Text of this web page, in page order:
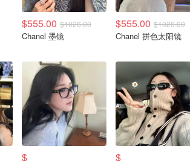
$555.00 $1026.00
Chanel 墨镜
$555.00 $1026.00
Chanel 拼色太阳镜
$ $